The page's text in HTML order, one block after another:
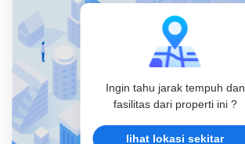
Ingin tahu jarak tempuh dan
fasilitas dari properti ini ?
lihat lokasi sekitar